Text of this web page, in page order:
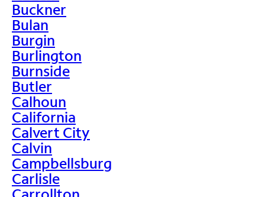
Buckner
Bulan
Burgin
Burlington
Burnside
Butler
Calhoun
California
Calvert City
Calvin
Campbellsburg
Carlisle